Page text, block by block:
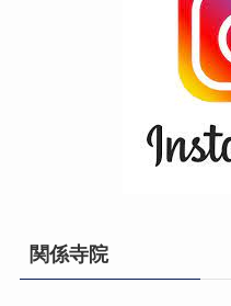
関係寺院